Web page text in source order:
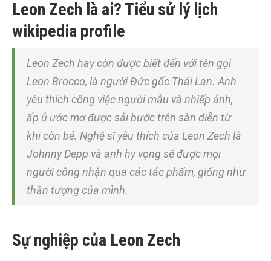
Leon Zech là ai? Tiểu sử lý lịch
wikipedia profile
Leon Zech hay còn được biết đến với tên gọi
Leon Brocco, là người Đức gốc Thái Lan. Anh
yêu thích công việc người mẫu và nhiếp ảnh,
ấp ủ ước mơ được sải bước trên sàn diễn từ
khi còn bé. Nghệ sĩ yêu thích của Leon Zech là
Johnny Depp và anh hy vọng sẽ được mọi
người công nhận qua các tác phẩm, giống như
thần tượng của mình.
Sự nghiệp của Leon Zech